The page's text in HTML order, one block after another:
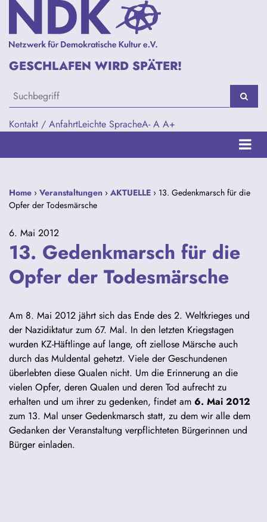
Kontakt / AnfahrtLeichte SpracheA- A A+
GESCHLAFEN WIRD SPÄTER!
Home › Veranstaltungen › AKTUELLE › 13. Gedenkmarsch für die
Opfer der Todesmärsche
6. Mai 2012
13. Gedenkmarsch für die
Opfer der Todesmärsche
Am 8. Mai 2012 jährt sich das Ende des 2. Weltkrieges und
der Nazidiktatur zum 67. Mal. In den letzten Kriegstagen
wurden KZ-Häftlinge auf lange, oft ziellose Märsche auch
durch das Muldental gehetzt. Viele der Geschundenen
überlebten diese Qualen nicht. Um die Erinnerung an die
vielen Opfer, deren Qualen und deren Tod aufrecht zu
erhalten und um ihrer zu gedenken, findet am 6. Mai 2012
zum 13. Mal unser Gedenkmarsch statt, zu dem wir alle dem
Gedanken der Veranstaltung verpflichteten Bürgerinnen und
Bürger einladen.